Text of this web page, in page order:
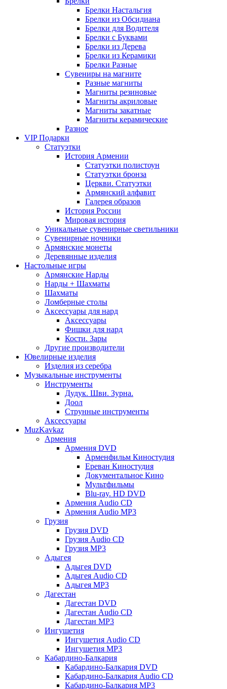
Брелки Настальгия
Брелки из Обсидиана
Брелки для Водителя
Брелки с Буквами
Брелки из Дерева
Брелки из Керамики
Брелки Разные
Сувениры на магните
Разные магниты
Магниты резиновые
Магниты акриловые
Магниты закатные
Магниты керамические
Разное
VIP Подарки
Статуэтки
История Армении
Статуэтки полистоун
Статуэтки бронза
Церкви. Статуэтки
Армянский алфавит
Галерея образов
История России
Мировая история
Уникальные сувенирные светильники
Сувенирные ночники
Армянские монеты
Деревянные изделия
Настольные игры
Армянские Нарды
Нарды + Шахматы
Шахматы
Ломберные столы
Аксессуары для нард
Аксессуары
Фишки для нард
Кости. Зары
Другие производители
Ювелирные изделия
Изделия из серебра
Музыкальные инструменты
Инструменты
Дудук. Шви. Зурна.
Доол
Струнные инструменты
Аксессуары
MuzKavkaz
Армения
Армения DVD
Арменфильм Киностудия
Ереван Киностудия
Документальное Кино
Мультфильмы
Blu-ray. HD DVD
Армения Audio CD
Армения Audio MP3
Грузия
Грузия DVD
Грузия Audio CD
Грузия MP3
Адыгея
Адыгея DVD
Адыгея Audio CD
Адыгея MP3
Дагестан
Дагестан DVD
Дагестан Audio CD
Дагестан MP3
Ингушетия
Ингушетия Audio CD
Ингушетия MP3
Кабардино-Балкария
Кабардино-Балкария DVD
Кабардино-Балкария Audio CD
Кабардино-Балкария MP3